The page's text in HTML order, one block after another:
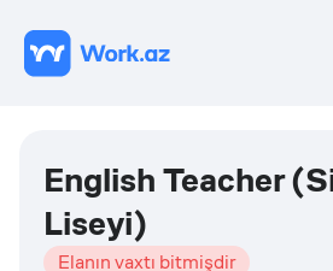
English Teacher
Liseyi)
Elanın vaxtı bitmişdir